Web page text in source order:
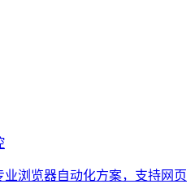
业浏览器自动化方案，支持网页